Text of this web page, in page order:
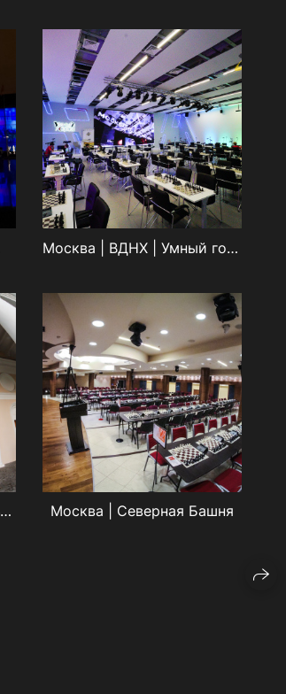
Москва | ВДНХ | Умный город
Москва | ВДНХ | Дом Культуры Москва | Северная Башня